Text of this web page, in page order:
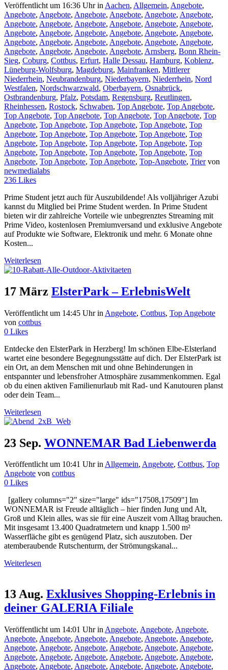
Veröffentlicht um 16:36 Uhrin Aachen, Allgemein, Angebote,
Angebote, Angebote, Angebote, Angebote, Angebote, Angebote,
Angebote, Angebote, Angebote, Angebote, Angebote, Angebote,
Angebote, Angebote, Angebote, Angebote, Angebote, Angebote,
Angebote, Angebote, Angebote, Angebote, Angebote, Angebote,
Angebote, Angebote, Angebote, Angebote, Arnsberg, Bonn Rhein-
Sieg, Coburg, Cottbus, Erfurt, Halle Dessau, Hamburg, Koblenz,
Lüneburg-Wolfsburg, Magdeburg, Mainfranken, Mittlerer
Niederrhein, Neubrandenburg, Niederbayern, Niederrhein, Nord
Westfalen, Nordschwarzwald, Oberbayern, Osnabrück,
Ostbrandenburg, Pfalz, Potsdam, Regensburg, Reutlingen,
Rheinhessen, Rostock, Schwaben, Top Angebote, Top Angebote,
Top Angebote, Top Angebote, Top Angebote, Top Angebote, Top
Angebote, Top Angebote, Top Angebote, Top Angebote, Top
Angebote, Top Angebote, Top Angebote, Top Angebote, Top
Angebote, Top Angebote, Top Angebote, Top Angebote, Top
Angebote, Top Angebote, Top Angebote, Top Angebote, Top
Angebote, Top Angebote, Top Angebote, Top-Angebote, Trier von
newmedialabs
236 Likes
Prime Student jetzt auch für Auszubildende! Als volljähriger Azubi
kannst du Mitglied bei Prime Student werden. In Prime Student
bieten wir dir zahlreiche Vorteile wie unbegrenztes Streaming mit
Prime Video, kostenlosen Premiumversand und exklusive Angebote
auf Produkte wie Software, Elektronik und mehr. 6 Monate ohne
Kosten...
Weiterlesen
17 März ElsterPark – ErlebnisWelt
Veröffentlicht um 14:45 Uhrin Angebote, Cottbus, Top Angebote
von cottbus
0 Likes
Entdecke den ElsterPark in Herzberg! Im schönen Elbe-Elsterland
wartet eine besondere Begegnungsstätte auf dich. Der ElsterPark ist
ein Ort, an dem Menschen mit und ohne Behinderungen in
entspannter und lebensfroher Atmosphäre zusammenkommen. Egal
ob du einen aktiven Familienurlaub mit Rad- und Kanutouren planst
oder dein Team...
Weiterlesen
23 Sep. WONNEMAR Bad Liebenwerda
Veröffentlicht um 10:41 UhrinAllgemein, Angebote, Cottbus, Top
Angebote von cottbus
0 Likes
[gallery columns="2" size="large" ids="17508,17509"] Im
WONNEMAR ist Freude alltäglich – hier finden Jung und Alt,
Groß und Klein alles, was sie für eine Auszeit vom Alltag brauchen.
Mit insgesamt 13.400 Quadratmetern und knapp 1.500 m²
Wasserfläche gibt es genügend Platz, sich auszutoben. Der
atemberaubende Rutschenturm, der Strömungskanal...
Weiterlesen
13 Aug. Exklusives Shopping-Erlebnis in
deiner GALERIA Filiale
Veröffentlicht um 14:01 Uhrin Angebote, Angebote, Angebote,
Angebote, Angebote, Angebote, Angebote, Angebote, Angebote,
Angebote, Angebote, Angebote, Angebote, Angebote, Angebote,
Angebote, Angebote, Angebote, Angebote, Angebote, Angebote,
Angebote, Angebote, Angebote, Angebote, Angebote, Angebote,